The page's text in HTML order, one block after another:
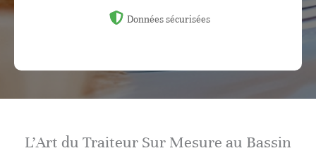
Données sécurisées
L’Art du Traiteur Sur Mesure au Bassin